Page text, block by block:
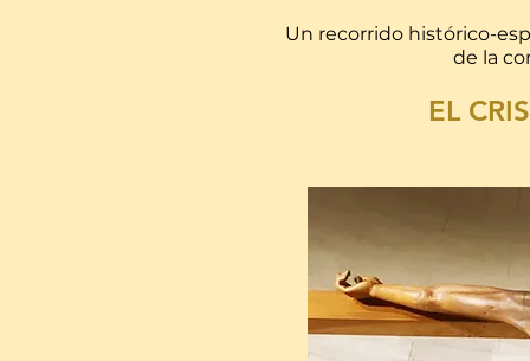
Un recorrido histórico-
de la
EL